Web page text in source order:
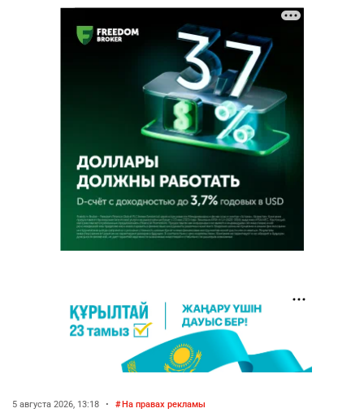
5 августа 2026, 13:18 • На правах рекламы